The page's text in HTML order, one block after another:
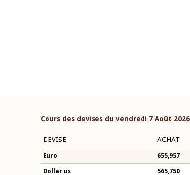
Cours des devises du vendredi 7 Août 2026
DEVISE ACHAT
Euro 655,957
Dollar us 565,750